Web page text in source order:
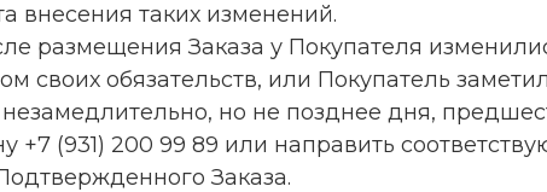
внесения таких изменений.
размещения Заказа у Покупателя
своих обязательств, или Покупатель
но не позднее дня,
+7 (931) 200 99 89 или направить
Заказа.